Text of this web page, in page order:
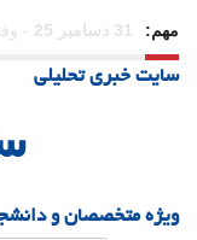
مهم: 31 دسامبر 25 -
داریم؟
سایت خبری تحلیلی
ویژه متخصصان و